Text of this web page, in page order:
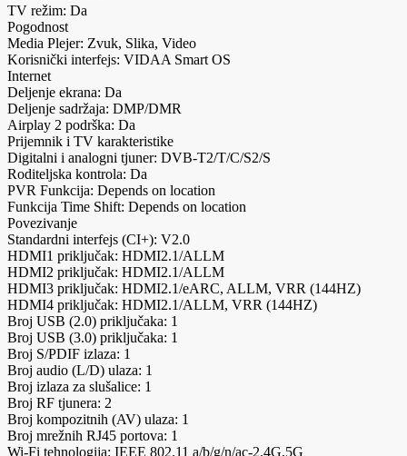
TV režim: Da
Pogodnost
Media Plejer: Zvuk, Slika, Video
Korisnički interfejs: VIDAA Smart OS
Internet
Deljenje ekrana: Da
Deljenje sadržaja: DMP/DMR
Airplay 2 podrška: Da
Prijemnik i TV karakteristike
Digitalni i analogni tjuner: DVB-T2/T/C/S2/S
Roditeljska kontrola: Da
PVR Funkcija: Depends on location
Funkcija Time Shift: Depends on location
Povezivanje
Standardni interfejs (CI+): V2.0
HDMI1 priključak: HDMI2.1/ALLM
HDMI2 priključak: HDMI2.1/ALLM
HDMI3 priključak: HDMI2.1/eARC, ALLM, VRR (144HZ)
HDMI4 priključak: HDMI2.1/ALLM, VRR (144HZ)
Broj USB (2.0) priključaka: 1
Broj USB (3.0) priključaka: 1
Broj S/PDIF izlaza: 1
Broj audio (L/D) ulaza: 1
Broj izlaza za slušalice: 1
Broj RF tjunera: 2
Broj kompozitnih (AV) ulaza: 1
Broj mrežnih RJ45 portova: 1
Wi-Fi tehnologija: IEEE 802.11 a/b/g/n/ac-2.4G,5G